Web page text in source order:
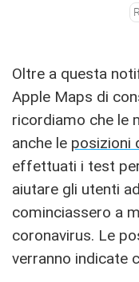
Oltre a questa
Apple Maps di
ricordiamo che le
anche le posizioni
effettuati i test
aiutare gli utenti
cominciassero a
coronavirus. Le
verranno indicate